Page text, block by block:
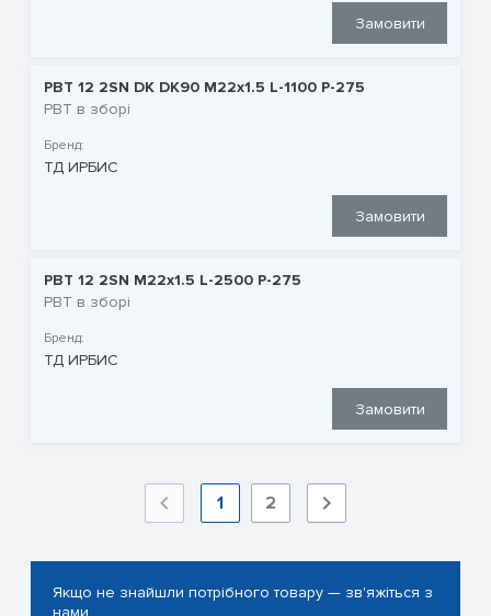
Замовити
РВТ 12 2SN DK DK90 M22x1.5 L-1100 P-275
РВТ в зборі
Бренд:
ТД ИРБИС
Замовити
РВТ 12 2SN M22x1.5 L-2500 P-275
РВТ в зборі
Бренд:
ТД ИРБИС
Замовити
1 2
Якщо не знайшли потрібного товару — зв'яжіться з
нами